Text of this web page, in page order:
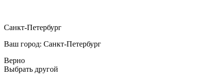
Санкт-Петербург
Ваш город: Санкт-Петербург
Верно
Выбрать другой